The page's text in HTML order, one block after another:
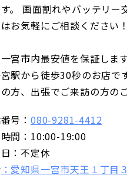
。 画面割れやバッテリー
お気軽にご相談ください！
宮市内最安値を保証し
駅から徒歩30秒のお店で
方、出張でご来訪の方の
号： 080-9281-4412
間：10:00-19:00
：不定休
：愛知県一宮市天王１丁